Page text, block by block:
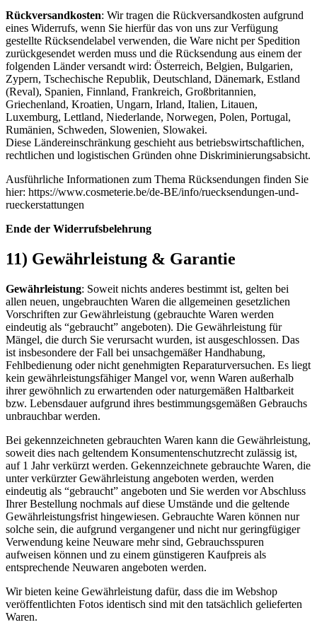
Rückversandkosten: Wir tragen die Rückversandkosten aufgrund
eines Widerrufs, wenn Sie hierfür das von uns zur Verfügung
gestellte Rücksendelabel verwenden, die Ware nicht per Spedition
zurückgesendet werden muss und die Rücksendung aus einem der
folgenden Länder versandt wird: Österreich, Belgien, Bulgarien,
Zypern, Tschechische Republik, Deutschland, Dänemark, Estland
(Reval), Spanien, Finnland, Frankreich, Großbritannien,
Griechenland, Kroatien, Ungarn, Irland, Italien, Litauen,
Luxemburg, Lettland, Niederlande, Norwegen, Polen, Portugal,
Rumänien, Schweden, Slowenien, Slowakei.
Diese Ländereinschränkung geschieht aus betriebswirtschaftlichen,
rechtlichen und logistischen Gründen ohne Diskriminierungsabsicht.
Ausführliche Informationen zum Thema Rücksendungen finden Sie
hier: https://www.cosmeterie.be/de-BE/info/ruecksendungen-und-
rueckerstattungen
Ende der Widerrufsbelehrung
11) Gewährleistung & Garantie
Gewährleistung: Soweit nichts anderes bestimmt ist, gelten bei
allen neuen, ungebrauchten Waren die allgemeinen gesetzlichen
Vorschriften zur Gewährleistung (gebrauchte Waren werden
eindeutig als “gebraucht” angeboten). Die Gewährleistung für
Mängel, die durch Sie verursacht wurden, ist ausgeschlossen. Das
ist insbesondere der Fall bei unsachgemäßer Handhabung,
Fehlbedienung oder nicht genehmigten Reparaturversuchen. Es liegt
kein gewährleistungsfähiger Mangel vor, wenn Waren außerhalb
ihrer gewöhnlich zu erwartenden oder naturgemäßen Haltbarkeit
bzw. Lebensdauer aufgrund ihres bestimmungsgemäßen Gebrauchs
unbrauchbar werden.
Bei gekennzeichneten gebrauchten Waren kann die Gewährleistung,
soweit dies nach geltendem Konsumentenschutzrecht zulässig ist,
auf 1 Jahr verkürzt werden. Gekennzeichnete gebrauchte Waren, die
unter verkürzter Gewährleistung angeboten werden, werden
eindeutig als “gebraucht” angeboten und Sie werden vor Abschluss
Ihrer Bestellung nochmals auf diese Umstände und die geltende
Gewährleistungsfrist hingewiesen. Gebrauchte Waren können nur
solche sein, die aufgrund vergangener und nicht nur geringfügiger
Verwendung keine Neuware mehr sind, Gebrauchsspuren
aufweisen können und zu einem günstigeren Kaufpreis als
entsprechende Neuwaren angeboten werden.
Wir bieten keine Gewährleistung dafür, dass die im Webshop
veröffentlichten Fotos identisch sind mit den tatsächlich gelieferten
Waren.